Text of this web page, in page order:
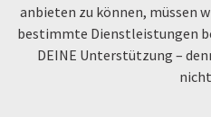
anbieten zu können, müssen
bestimmte Dienstleistungen
DEINE Unterstützung –